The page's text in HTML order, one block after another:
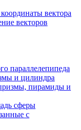
вектора
векторов
параллелепипеда
и цилиндра
пирамиды и
сферы
с